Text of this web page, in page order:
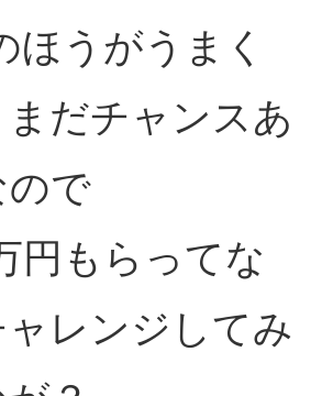
ほうがうまく
だチャンスあ
ので
円もらってな
レンジしてみ